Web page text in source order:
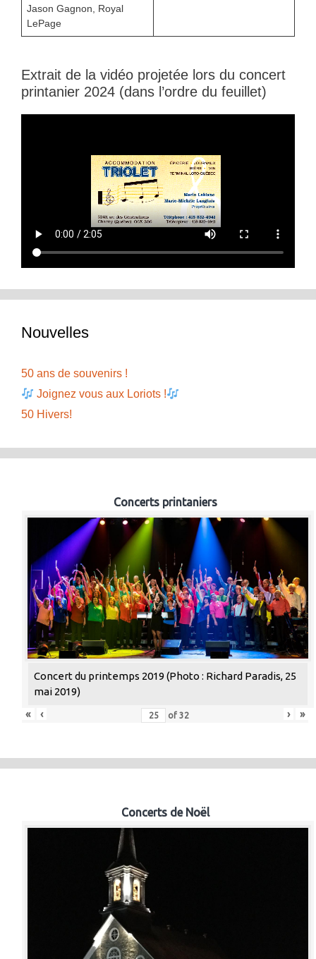
Jason Gagnon, Royal
LePage
Extrait de la vidéo projetée lors du concert
printanier 2024 (dans l’ordre du feuillet)
Nouvelles
50 ans de souvenirs !
Joignez vous aux Loriots !
50 Hivers!
Concerts printaniers
Concert du printemps 2019 (Photo : Richard Paradis, 25
mai 2019)
«
‹ of 32 › »
Concerts de Noël